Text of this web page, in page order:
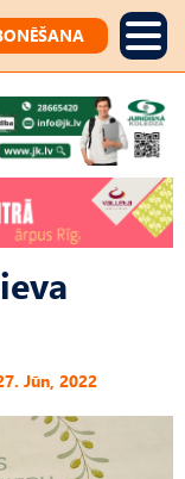
Jūn, 2022